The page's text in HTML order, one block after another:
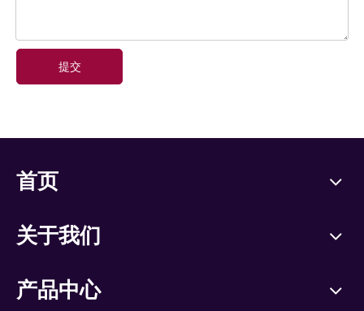
提交
首页
关于我们
产品中心